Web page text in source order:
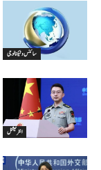
سائنس وٹیکنالوجی
انٹرنیشنل